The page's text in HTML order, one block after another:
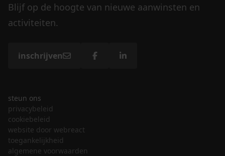
Blijf op de hoogte van nieuwe aanwinsten en
activiteiten.
inschrijven
steun ons
privacybeleid
cookiebeleid
website door webreact
toegankelijkheid
algemene voorwaarden